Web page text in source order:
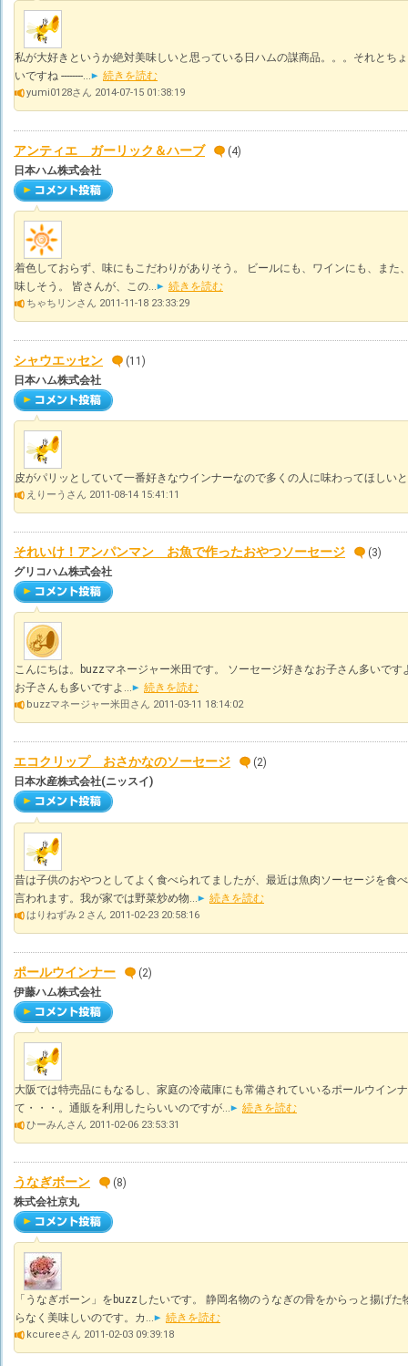
私が大好きというか絶対美味しいと思っている日ハムの謀商品。。。それとち
いですね --------...
続きを読む
yumi0128さん 2014-07-15 01:38:19
アンティエ ガーリック＆ハーブ
(4)
日本ハム株式会社
着色しておらず、味にもこだわりがありそう。 ビールにも、ワインにも、また
味しそう。 皆さんが、この...
続きを読む
ちゃちリンさん 2011-11-18 23:33:29
シャウエッセン
(11)
日本ハム株式会社
皮がパリッとしていて一番好きなウインナーなので多くの人に味わってほしい
えりーうさん 2011-08-14 15:41:11
それいけ！アンパンマン お魚で作ったおやつソーセージ
(3)
グリコハム株式会社
こんにちは。buzzマネージャー米田です。 ソーセージ好きなお子さん多いで
お子さんも多いですよ...
続きを読む
buzzマネージャー米田さん 2011-03-11 18:14:02
エコクリップ おさかなのソーセージ
(2)
日本水産株式会社(ニッスイ)
昔は子供のおやつとしてよく食べられてましたが、最近は魚肉ソーセージを食
言われます。我が家では野菜炒め物...
続きを読む
はりねずみ２さん 2011-02-23 20:58:16
ポールウインナー
(2)
伊藤ハム株式会社
大阪では特売品にもなるし、家庭の冷蔵庫にも常備されていいるポールウイン
て・・・。通販を利用したらいいのですが...
続きを読む
ひーみんさん 2011-02-06 23:53:31
うなぎボーン
(8)
株式会社京丸
「うなぎボーン」をbuzzしたいです。 静岡名物のうなぎの骨をからっと揚げ
らなく美味しいのです。カ...
続きを読む
kcureeさん 2011-02-03 09:39:18